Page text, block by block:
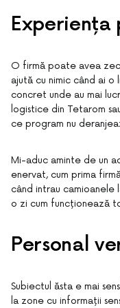
Experiența
O firmă poate avea
ajută cu nimic când ai
concret unde au mai
logistice din Tetarom
ce program nu
Mi-aduc aminte de un
enervat, cum prima
când intrau camioanele
o zi cum funcționează
Personal
Subiectul ăsta e mai
la zone cu informații